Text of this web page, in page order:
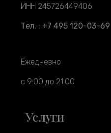
ИНН 245726449406
Тел. : +7 495 120-03-69
Ежедневно
с 9:00 до 21:00
Услуги